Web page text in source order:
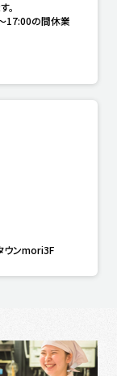
。
17:00の間休業
ウンmori3F